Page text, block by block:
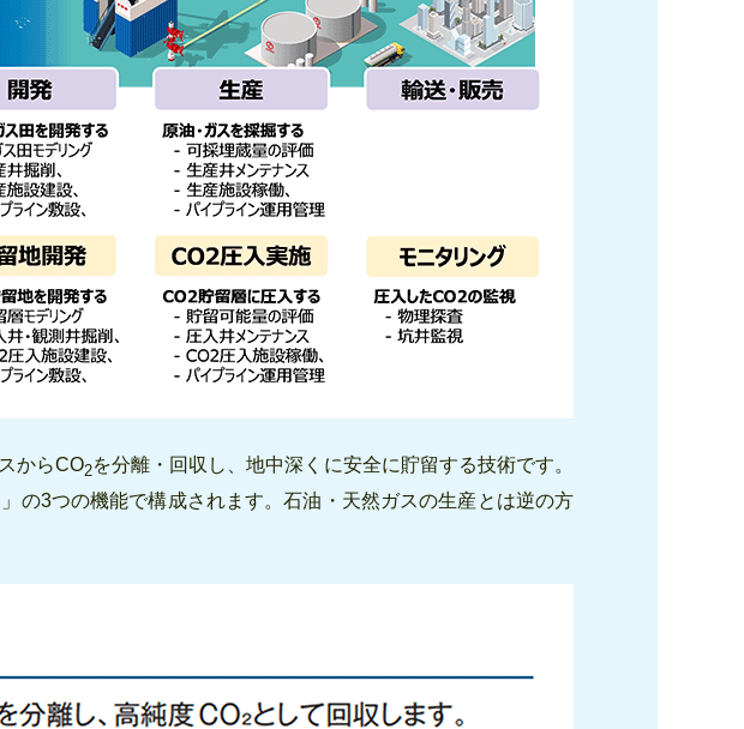
からCO2を分離・回収し、地中深くに安全に貯留する技術です。
の3つの機能で構成されます。石油・天然ガスの生産とは逆の方